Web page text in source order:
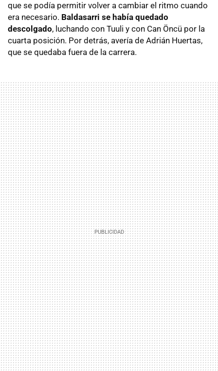
que se podía permitir volver a cambiar el ritmo cuando
era necesario. Baldasarri se había quedado
descolgado, luchando con Tuuli y con Can Öncü por la
cuarta posición. Por detrás, avería de Adrián Huertas,
que se quedaba fuera de la carrera.